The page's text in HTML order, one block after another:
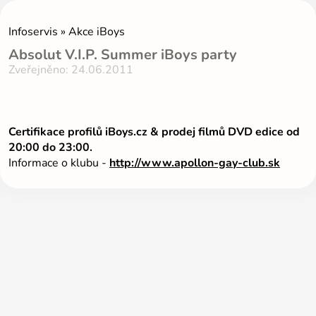
Infoservis » Akce iBoys
Absolut V.I.P. Summer iBoys party
Zveřejněno: 24.06.2011
Certifikace profilů iBoys.cz & prodej filmů DVD edice od
20:00 do 23:00.
Informace o klubu - http://www.apollon-gay-club.sk